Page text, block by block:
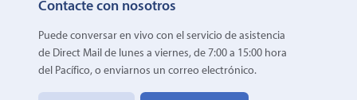
Contacte con nosotros
Puede conversar en vivo con el servicio de asistencia
de Direct Mail de lunes a viernes, de 7:00 a 15:00 hora
del Pacífico, o enviarnos un correo electrónico.